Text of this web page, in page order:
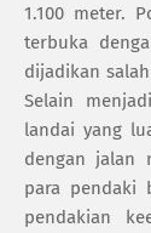
1.100 meter.
terbuka
dijadikan
Selain
landai yang
dengan jalan
para pendaki
pendakian